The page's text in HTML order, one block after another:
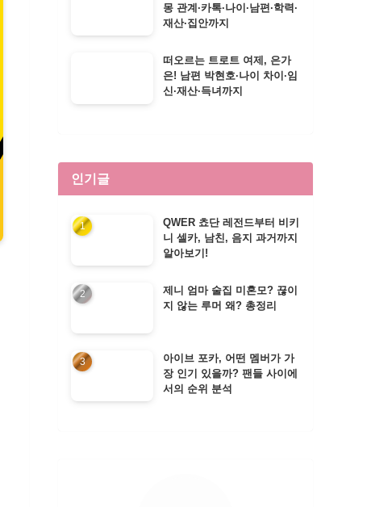
몽 관계·카톡·나이·남편·학력·
재산·집안까지
떠오르는 트로트 여제, 은가
은! 남편 박현호·나이 차이·임
신·재산·득녀까지
인기글
QWER 쵸단 레전드부터 비키
니 셀카, 남친, 음지 과거까지
알아보기!
제니 엄마 술집 미혼모? 끊이
지 않는 루머 왜? 총정리
아이브 포카, 어떤 멤버가 가
장 인기 있을까? 팬들 사이에
서의 순위 분석